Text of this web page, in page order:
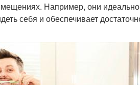
Например, они
себя и обеспечивает